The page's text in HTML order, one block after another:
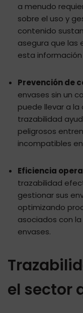
a menudo
sobre el uso y
contenido
asegura que las
esta
Prevención de
envases sin un
puede llevar a la
trazabilidad
peligrosos
incompatibles
Eficiencia
trazabilidad
gestionar sus
optimizando
asociados con
envases.
el sector